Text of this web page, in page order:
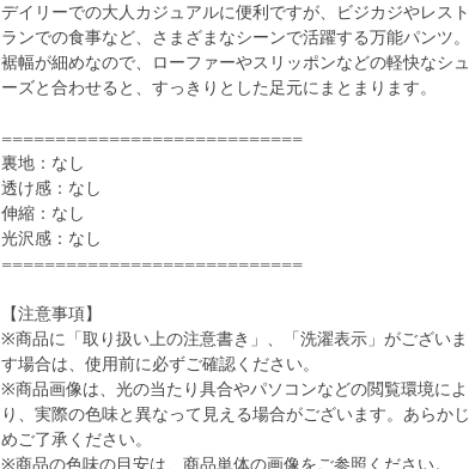
デイリーでの大人カジュアルに便利ですが、ビジカジやレスト
ランでの食事など、さまざまなシーンで活躍する万能パンツ。
裾幅が細めなので、ローファーやスリッポンなどの軽快なシュ
ーズと合わせると、すっきりとした足元にまとまります。
============================
裏地：なし
透け感：なし
伸縮：なし
光沢感：なし
============================
【注意事項】
※商品に「取り扱い上の注意書き」、「洗濯表示」がございま
す場合は、使用前に必ずご確認ください。
※商品画像は、光の当たり具合やパソコンなどの閲覧環境によ
り、実際の色味と異なって見える場合がございます。あらかじ
めご了承ください。